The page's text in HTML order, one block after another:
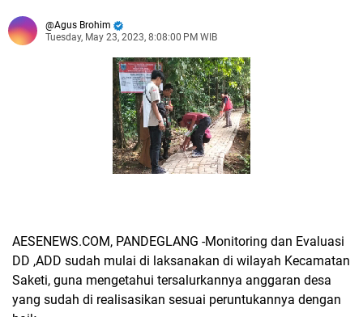
Agus Brohim
Tuesday, May 23, 2023, 8:08:00 PM WIB
AESENEWS.COM, PANDEGLANG -Monitoring dan Evaluasi
DD ,ADD sudah mulai di laksanakan di wilayah Kecamatan
Saketi, guna mengetahui tersalurkannya anggaran desa
yang sudah di realisasikan sesuai peruntukannya dengan